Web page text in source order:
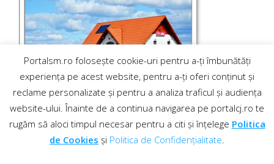
Portalsm.ro folosește cookie-uri pentru a-ți îmbunătăți
experiența pe acest website, pentru a-ți oferi conținut și
reclame personalizate și pentru a analiza traficul și audiența
website-ului. Înainte de a continua navigarea pe portalcj.ro te
rugăm să aloci timpul necesar pentru a citi și înțelege Politica
de Cookies și Politica de Confidențialitate.